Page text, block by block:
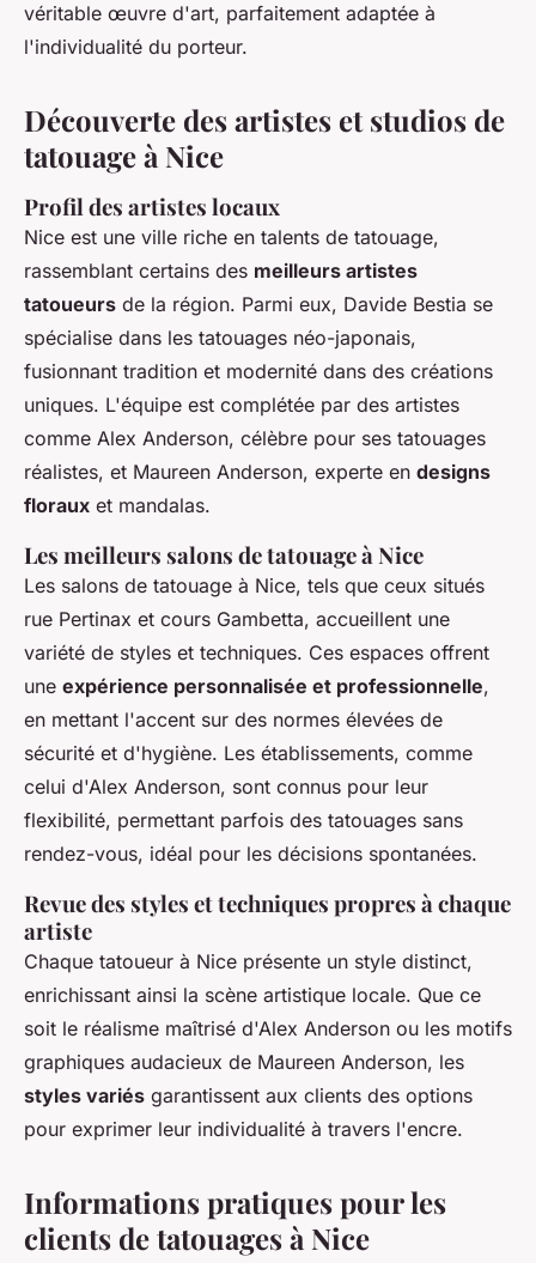
véritable œuvre d'art, parfaitement adaptée à
l'individualité du porteur.
Découverte des artistes et studios de
tatouage à Nice
Profil des artistes locaux
Nice est une ville riche en talents de tatouage,
rassemblant certains des meilleurs artistes
tatoueurs de la région. Parmi eux, Davide Bestia se
spécialise dans les tatouages néo-japonais,
fusionnant tradition et modernité dans des créations
uniques. L'équipe est complétée par des artistes
comme Alex Anderson, célèbre pour ses tatouages
réalistes, et Maureen Anderson, experte en designs
floraux et mandalas.
Les meilleurs salons de tatouage à Nice
Les salons de tatouage à Nice, tels que ceux situés
rue Pertinax et cours Gambetta, accueillent une
variété de styles et techniques. Ces espaces offrent
une expérience personnalisée et professionnelle,
en mettant l'accent sur des normes élevées de
sécurité et d'hygiène. Les établissements, comme
celui d'Alex Anderson, sont connus pour leur
flexibilité, permettant parfois des tatouages sans
rendez-vous, idéal pour les décisions spontanées.
Revue des styles et techniques propres à chaque
artiste
Chaque tatoueur à Nice présente un style distinct,
enrichissant ainsi la scène artistique locale. Que ce
soit le réalisme maîtrisé d'Alex Anderson ou les motifs
graphiques audacieux de Maureen Anderson, les
styles variés garantissent aux clients des options
pour exprimer leur individualité à travers l'encre.
Informations pratiques pour les
clients de tatouages à Nice